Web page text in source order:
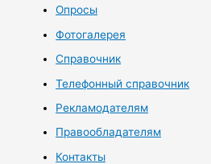
Опросы
Фотогалерея
Справочник
Телефонный справочник
Рекламодателям
Правообладателям
Контакты